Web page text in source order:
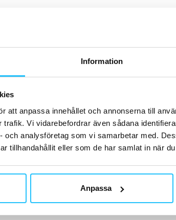
Information
att anpassa innehållet och annonserna till
Vi vidarebefordrar även sådana
och analysföretag som vi samarbetar med.
tillhandahållit eller som de har samlat in när
Anpassa